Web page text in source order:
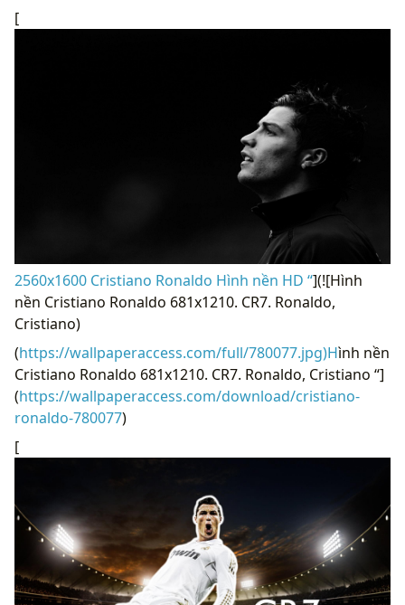
[
2560x1600 Cristiano Ronaldo Hình nền HD “](![Hình
nền Cristiano Ronaldo 681x1210. CR7. Ronaldo,
Cristiano)
(https://wallpaperaccess.com/full/780077.jpg)Hình nền
Cristiano Ronaldo 681x1210. CR7. Ronaldo, Cristiano “]
(https://wallpaperaccess.com/download/cristiano-
ronaldo-780077)
[